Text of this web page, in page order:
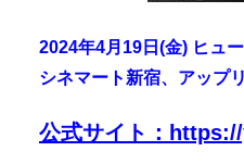
2024年4月19 日(金) ヒュ
シネマート新宿、アップ
公式サイト：